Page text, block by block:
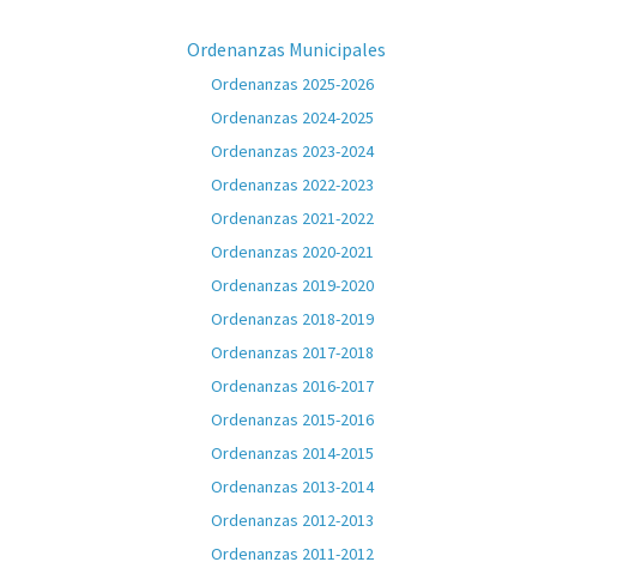
Ordenanzas Municipales
Ordenanzas 2025-2026
Ordenanzas 2024-2025
Ordenanzas 2023-2024
Ordenanzas 2022-2023
Ordenanzas 2021-2022
Ordenanzas 2020-2021
Ordenanzas 2019-2020
Ordenanzas 2018-2019
Ordenanzas 2017-2018
Ordenanzas 2016-2017
Ordenanzas 2015-2016
Ordenanzas 2014-2015
Ordenanzas 2013-2014
Ordenanzas 2012-2013
Ordenanzas 2011-2012